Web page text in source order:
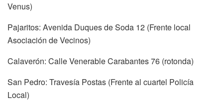
Venus)
Pajaritos: Avenida Duques de Soda 12 (Frente local
Asociación de Vecinos)
Calaverón: Calle Venerable Carabantes 76 (rotonda)
San Pedro: Travesía Postas (Frente al cuartel Policía
Local)